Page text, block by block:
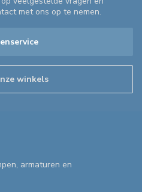
met ons op te nemen.
winkels
armaturen en